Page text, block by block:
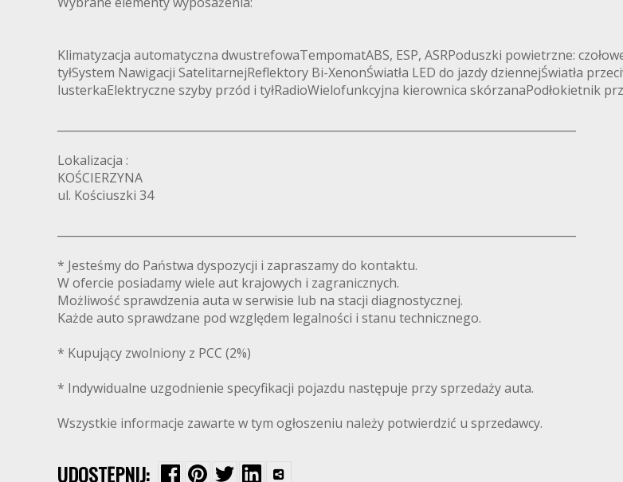
Klimatyzacja automatyczna dwustrefowaTempomatABS, ESP, ASRPoduszki powietrzne:
tyłSystem Nawigacji SatelitarnejReflektory Bi-XenonŚwiatła LED do jazdy dziennejŚwiatła
lusterkaElektryczne szyby przód i tyłRadioWielofunkcyjna kierownica skórzanaPodłokietnik
Lokalizacja :
KOŚCIERZYNA
ul. Kościuszki 34
* Jesteśmy do Państwa dyspozycji i zapraszamy do kontaktu.
W ofercie posiadamy wiele aut krajowych i zagranicznych.
Możliwość sprawdzenia auta w serwisie lub na stacji diagnostycznej.
Każde auto sprawdzane pod względem legalności i stanu technicznego.
* Kupujący zwolniony z PCC (2%)
* Indywidualne uzgodnienie specyfikacji pojazdu następuje przy sprzedaży auta.
Wszystkie informacje zawarte w tym ogłoszeniu należy potwierdzić u sprzedawcy.
UDOSTĘPNIJ: